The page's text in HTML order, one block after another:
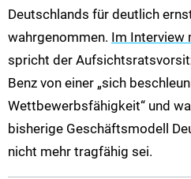
Deutschlands für deutlich
wahrgenommen. Im Interview
spricht der
Benz von einer „sich
Wettbewerbsfähigkeit“ und
bisherige Geschäftsmodell
nicht mehr tragfähig sei.